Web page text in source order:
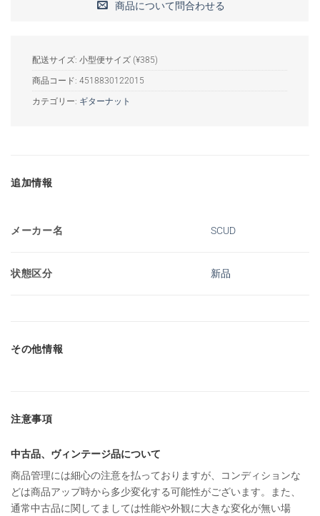
商品について問合わせる
配送サイズ: 小型便サイズ (¥385)
商品コード: 4518830122015
カテゴリー: ギターナット
追加情報
メーカー名 SCUD
状態区分 新品
その他情報
注意事項
中古品、ヴィンテージ品について
商品管理には細心の注意を払っておりますが、コンディションな
どは商品アップ時から多少変化する可能性がございます。また、
通常中古品に関してましては性能や外観に大きな変化が無い場